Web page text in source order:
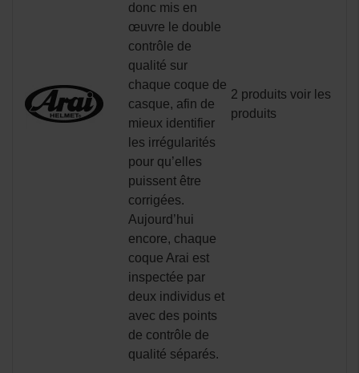
donc mis en
œuvre le double
contrôle de
qualité sur
chaque coque de
casque, afin de
mieux identifier
les irrégularités
pour qu’elles
puissent être
corrigées.
Aujourd’hui
encore, chaque
coque Arai est
inspectée par
deux individus et
avec des points
de contrôle de
qualité séparés.
2 produits voir les
produits